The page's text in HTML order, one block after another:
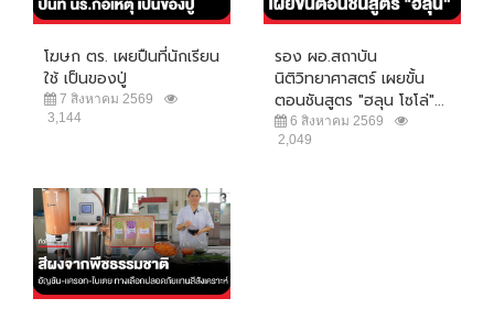
โฆษก ตร. เผยปืนที่นักเรียน
ใช้ เป็นของปู่
7 สิงหาคม 2569
3,144
รอง ผอ.สถาบัน
นิติวิทยาศาสตร์ เผยขั้น
ตอนชันสูตร "ฮลุน โซโล่"...
6 สิงหาคม 2569
2,049